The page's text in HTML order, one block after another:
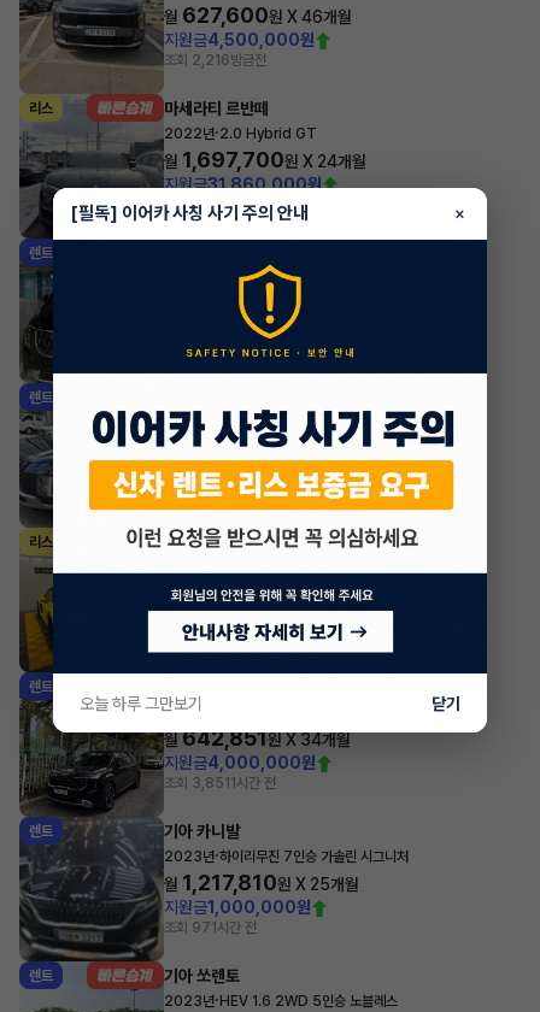
월 627,600원 X46개월
지원금4,500,000원
조회 2,216방금전
리스 마세라티 르반떼
2022년·2.0 Hybrid GT
월 1,697,700원 X 24개월
지원금31,860,000원
조회 742방금전
렌트
1.6 HEV 9인승 노블레스
681,890원 X
6,000,000원
조회 1,045방금전
렌트
2024년 3.8 가솔린 AWD 7인승 르블랑
월 595,130원 X 40개월
지원금4,440,000원
조회 1,538 방금전
리스 포르쉐 박스터
월1,508,200원 X40개월
조회 827방금전
렌트
2025년
월 642,851원 X 34개월
지원금4,000,000원
조회 3,851 1시간 전
렌트 기아 카니발
2023년·하이리무진 7인승 가솔린 시그니처
월 1,217,810원 X 25개월
지원금1,000,000원
조회 971시간 전
렌트 기아 쏘렌토
2023년· HEV 1.6 2WD 5인승 노블레스
[필독] 이어카 사칭 사기 주의 안내 ×
오늘 하루 그만보기 닫기